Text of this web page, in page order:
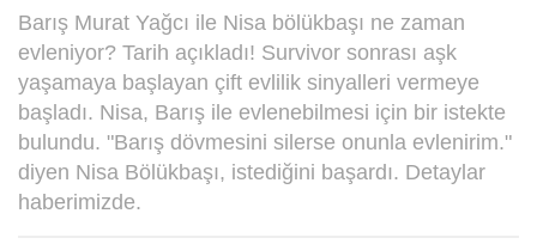
Barış Murat Yağcı ile Nisa bölükbaşı ne zaman
evleniyor? Tarih açıkladı! Survivor sonrası aşk
yaşamaya başlayan çift evlilik sinyalleri vermeye
başladı. Nisa, Barış ile evlenebilmesi için bir istekte
bulundu. "Barış dövmesini silerse onunla evlenirim."
diyen Nisa Bölükbaşı, istediğini başardı. Detaylar
haberimizde.